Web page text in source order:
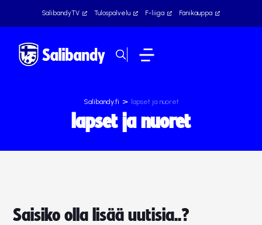
SalibandyTV Tulospalvelu F-liiga Fanikauppa
Salibandy.fi > lapset ja nuoret
lapset ja nuoret
Saisiko olla lisää uutisia..?